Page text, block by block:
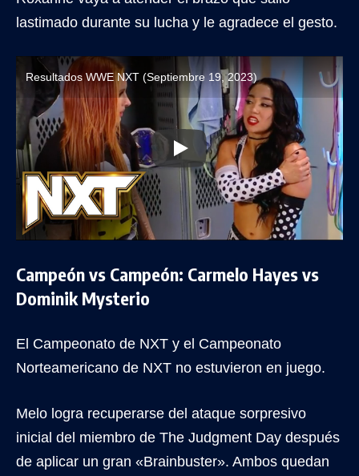
lastimado durante su lucha y le agradece el gesto.
Resultados WWE NXT (Septiembre 19, 2023)
Campeón vs Campeón: Carmelo Hayes vs
Dominik Mysterio
El Campeonato de NXT y el Campeonato
Norteamericano de NXT no estuvieron en juego.
Melo logra recuperarse del ataque sorpresivo
inicial del miembro de The Judgment Day después
de aplicar un gran «Brainbuster». Ambos quedan